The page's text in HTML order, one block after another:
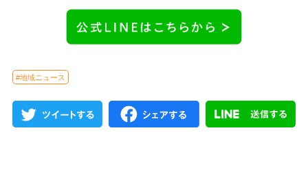
#地域ニュース